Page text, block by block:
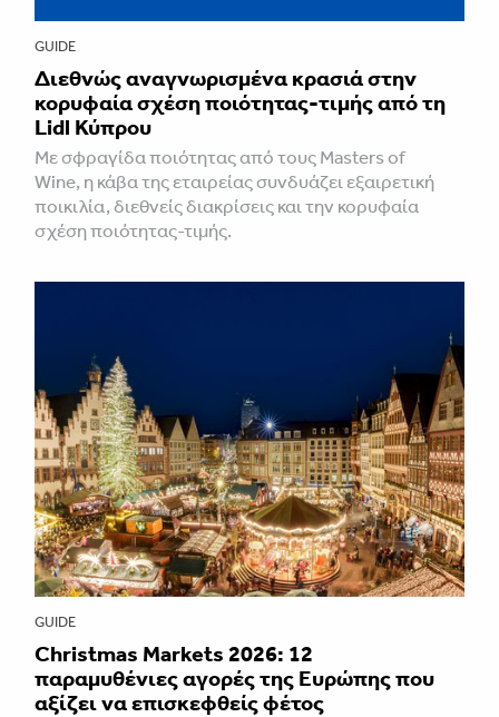
GUIDE
Διεθνώς αναγνωρισμένα κρασιά στην
κορυφαία σχέση ποιότητας-τιμής από τη
Lidl Κύπρου
Με σφραγίδα ποιότητας από τους Masters of
Wine, η κάβα της εταιρείας συνδυάζει εξαιρετική
ποικιλία, διεθνείς διακρίσεις και την κορυφαία
σχέση ποιότητας-τιμής.
GUIDE
Christmas Markets 2026: 12
παραμυθένιες αγορές της Ευρώπης που
αξίζει να επισκεφθείς φέτος